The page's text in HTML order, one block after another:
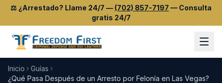
⚖️ ¿Arrestado? Llame 24/7 — (702) 857-7197 — Consulta
gratis 24/7
Inicio
Guías
¿Qué Pasa Después de un Arresto por Felonía en Las Vegas?